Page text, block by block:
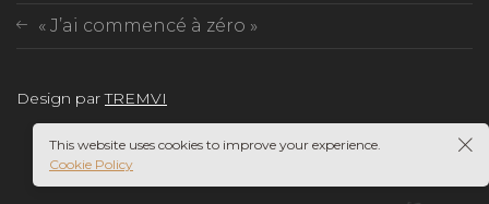
« J’ai commencé à zéro »
Design parTREMVI
This website uses cookies to improve your experience.
Cookie Policy